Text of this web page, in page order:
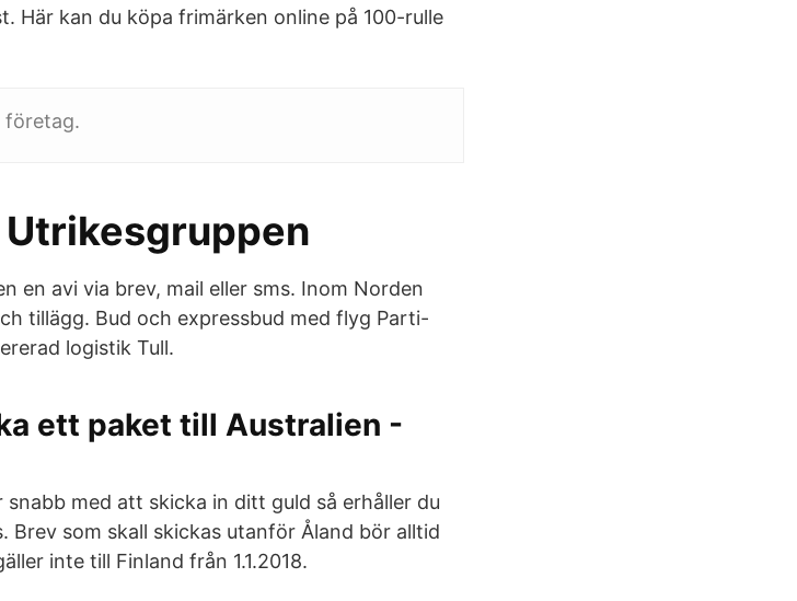
Här kan du köpa frimärken online på 100-rulle
företag.
en avi via brev, mail eller sms. Inom Norden
tillägg. Bud och expressbud med flyg Parti-
logistik Tull.
ett paket till Australien -
snabb med att skicka in ditt guld så erhåller du
Brev som skall skickas utanför Åland bör alltid
inte till Finland från 1.1.2018.